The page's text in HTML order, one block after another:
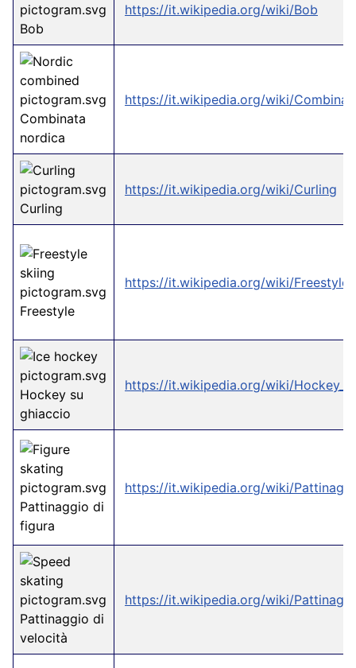
Bob
https://it.wikipedia.org/wiki/Bob
Combinata
nordica
https://it.wikipedia.org/wiki/
Curling
https://it.wikipedia.org/wiki/Curling
Freestyle
https://it.wikipedia.org/wiki/Freestyle_
Hockey su
ghiaccio
https://it.wikipedia.org/wiki/
Pattinaggio di
figura
https://it.wikipedia.org/wiki/
Pattinaggio di
velocità
https://it.wikipedia.org/wiki/